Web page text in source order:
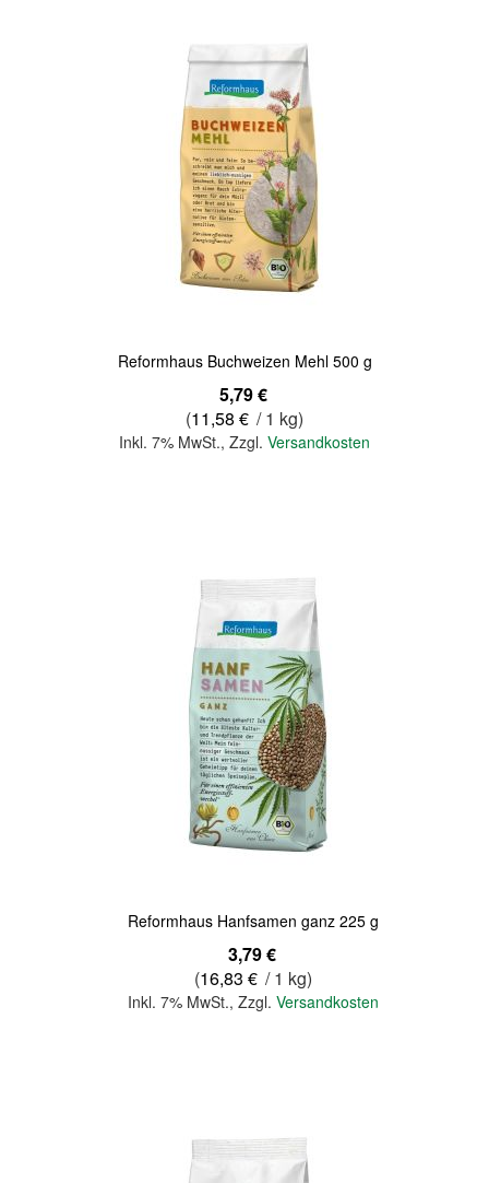
Reformhaus Buchweizen Mehl 500 g
5,79 €
(11,58 € / 1 kg)
Inkl. 7% MwSt., Zzgl. Versandkosten
Reformhaus Hanfsamen ganz 225 g
3,79 €
(16,83 € / 1 kg)
Inkl. 7% MwSt.,Zzgl.Versandkosten